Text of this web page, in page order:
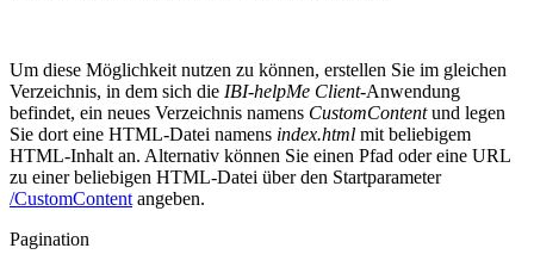
Um diese Möglichkeit nutzen zu können, erstellen Sie im gleichen
Verzeichnis, in dem sich die IBI-helpMe Client-Anwendung
befindet, ein neues Verzeichnis namens CustomContentund legen
Sie dort eine HTML-Datei namens index.html mit beliebigem
HTML-Inhalt an. Alternativ können Sie einen Pfad oder eine URL
zu einer beliebigen HTML-Datei über den Startparameter
/CustomContent angeben.
Pagination